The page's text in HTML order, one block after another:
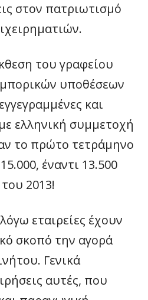
στον πατριωτισμό
του γραφείου
υποθέσεων
και
ελληνική συμμετοχή
το πρώτο τετράμηνο
έναντι 13.500
2013!
εταιρείες έχουν
σκοπό την αγορά
Γενικά
αυτές, που